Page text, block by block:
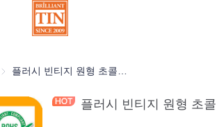
초콜릿 주석 상자
플러시 빈티지 원형 초